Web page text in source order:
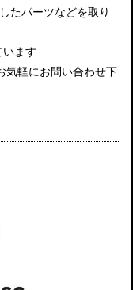
たパーツなどを取り
ます
気軽にお問い合わせ下